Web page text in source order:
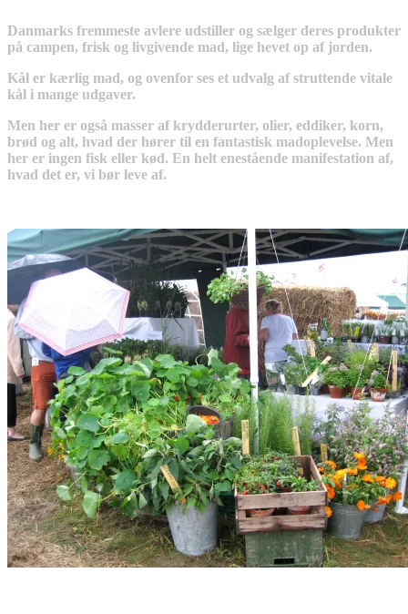
Danmarks fremmeste avlere udstiller og sælger deres produkter
på campen, frisk og livgivende mad, lige hevet op af jorden.
Kål er kærlig mad, og ovenfor ses et udvalg af struttende vitale
kål i mange udgaver.
Men her er også masser af krydderurter, olier, eddiker, korn,
brød og alt, hvad der hører til en fantastisk madoplevelse. Men
her er ingen fisk eller kød. En helt enestående manifestation af,
hvad det er, vi bør leve af.